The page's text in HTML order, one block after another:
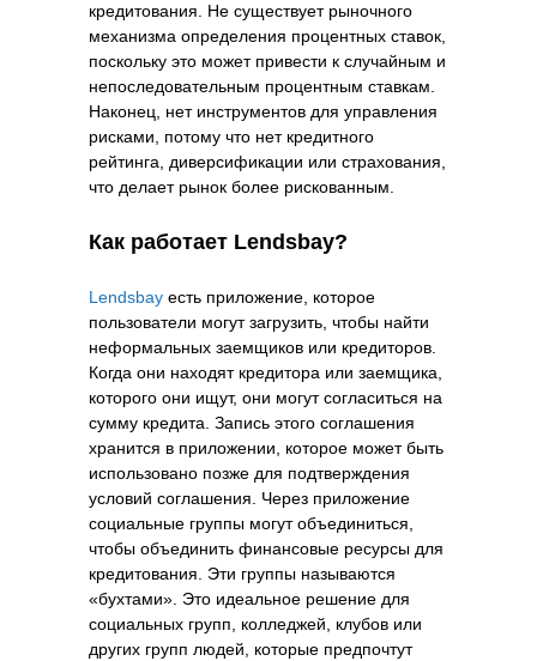
кредитования. Не существует рыночного
механизма определения процентных ставок,
поскольку это может привести к случайным и
непоследовательным процентным ставкам.
Наконец, нет инструментов для управления
рисками, потому что нет кредитного
рейтинга, диверсификации или страхования,
что делает рынок более рискованным.
Как работает Lendsbay?
Lendsbay есть приложение, которое
пользователи могут загрузить, чтобы найти
неформальных заемщиков или кредиторов.
Когда они находят кредитора или заемщика,
которого они ищут, они могут согласиться на
сумму кредита. Запись этого соглашения
хранится в приложении, которое может быть
использовано позже для подтверждения
условий соглашения. Через приложение
социальные группы могут объединиться,
чтобы объединить финансовые ресурсы для
кредитования. Эти группы называются
«бухтами». Это идеальное решение для
социальных групп, колледжей, клубов или
других групп людей, которые предпочтут